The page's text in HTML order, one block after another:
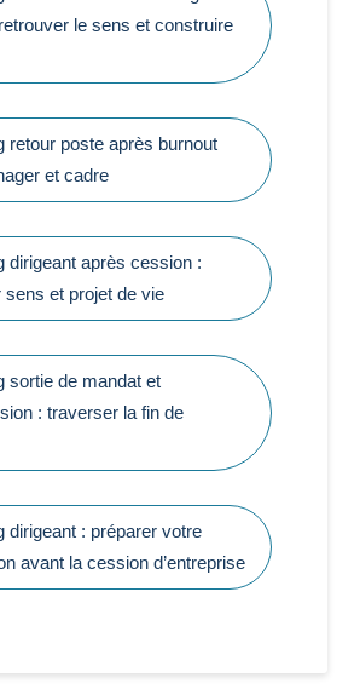
le sens et construire
retour poste après burnout
et cadre
dirigeant après cession :
sens et projet de vie
sortie de mandat et
: traverser la fin de
dirigeant : préparer votre
avant la cession d’entreprise